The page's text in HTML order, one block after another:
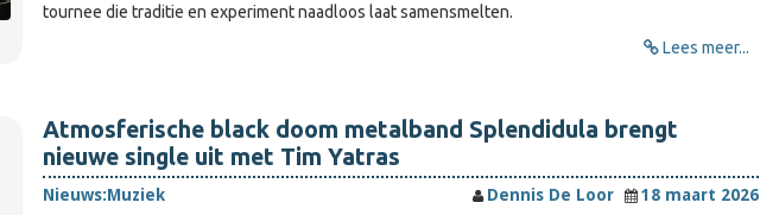
tournee die traditie en experiment naadloos laat samensmelten.
Lees meer...
Atmosferische black doom metalband Splendidula brengt
nieuwe single uit met Tim Yatras
Nieuws:Muziek Dennis De Loor
18 maart 2026